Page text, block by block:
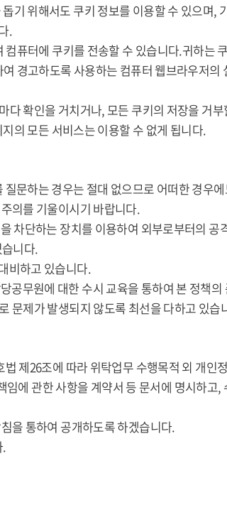
기 위해서도 쿠키 정보를 이용할 수 있으며,
.
퓨터에 쿠키를 전송할 수 있습니다.귀하는
경고하도록 사용하는 컴퓨터 웹브라우저의
확인을 거치거나, 모든 쿠키의 저장을 거부
의 모든 서비스는 이용할 수 없게 됩니다.
문하는 경우는 절대 없으므로 어떠한 경우
의를 기울이시기 바랍니다.
차단하는 장치를 이용하여 외부로부터의 공
니다.
비하고 있습니다.
공무원에 대한 수시 교육을 통하여 본 정책의
문제가 발생되지 않도록 최선을 다하고 있습
제26조에 따라 위탁업무 수행목적 외 개인
에 관한 사항을 계약서 등 문서에 명시하고,
을 통하여 공개하도록 하겠습니다.
.